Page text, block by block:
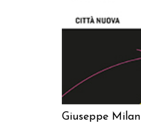
Giuseppe Milan